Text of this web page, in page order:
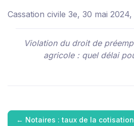
Cassation civile 3e, 30 mai 2024,
Violation du droit de
agricole : quel délai
← Notaires : taux de la